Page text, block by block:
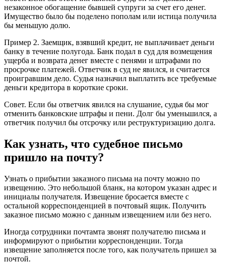
незаконное обогащение бывшей супруги за счет его денег.
Имущество было бы поделено пополам или истица получила
бы меньшую долю.
Пример 2. Заемщик, взявший кредит, не выплачивает деньги
банку в течение полугода. Банк подал в суд для возмещения
ущерба и возврата денег вместе с пенями и штрафами по
просрочке платежей. Ответчик в суд не явился, и считается
проигравшим дело. Судья назначил выплатить все требуемые
деньги кредитора в короткие сроки.
Совет. Если бы ответчик явился на слушание, судья бы мог
отменить банковские штрафы и пени. Долг бы уменьшился, а
ответчик получил бы отсрочку или реструктуризацию долга.
Как узнать, что судебное письмо
пришло на почту?
Узнать о прибытии заказного письма на почту можно по
извещению. Это небольшой бланк, на котором указан адрес и
инициалы получателя. Извещение бросается вместе с
остальной корреспонденцией в почтовый ящик. Получить
заказное письмо можно с данным извещением или без него.
Иногда сотрудники почтамта звонят получателю письма и
информируют о прибытии корреспонденции. Тогда
извещение заполняется после того, как получатель пришел за
почтой.